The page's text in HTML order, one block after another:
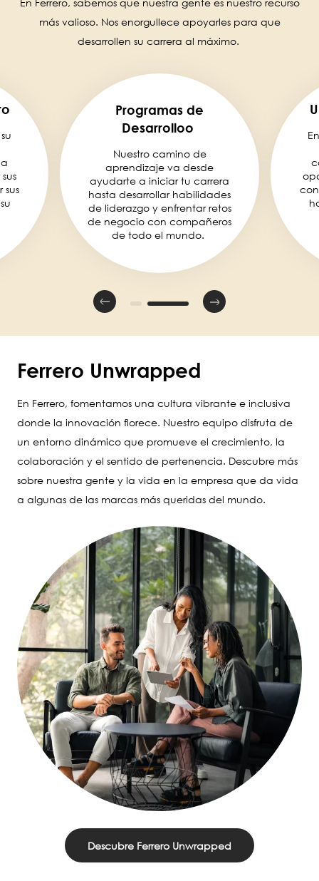
En Ferrero, sabemos que nuestra gente es nuestro recurso
más valioso. Nos enorgullece apoyarles para que
desarrollen su carrera al máximo.
sus
Programas de
Desarrolloo
Nuestro camino de
aprendizaje va desde
ayudarte a iniciar tu carrera
hasta desarrollar habilidades
de liderazgo y enfrentar retos
de negocio con compañeros
de todo el mundo.
Ferrero Unwrapped
En Ferrero, fomentamos una cultura vibrante e inclusiva
donde la innovación florece. Nuestro equipo disfruta de
un entorno dinámico que promueve el crecimiento, la
colaboración y el sentido de pertenencia. Descubre más
sobre nuestra gente y la vida en la empresa que da vida
a algunas de las marcas más queridas del mundo.
Descubre Ferrero Unwrapped